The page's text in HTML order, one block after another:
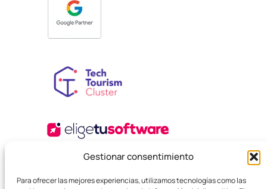
Gestionar consentimiento
Para ofrecer las mejores experiencias, utilizamos tecnologías como las